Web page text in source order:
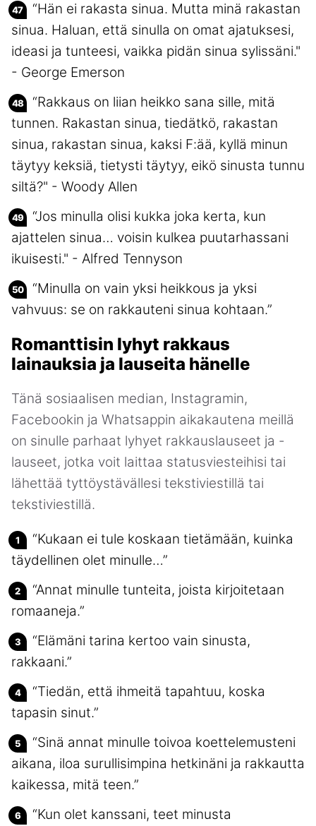
“Hän ei rakasta sinua. Mutta minä rakastan
sinua. Haluan, että sinulla on omat ajatuksesi,
ideasi ja tunteesi, vaikka pidän sinua sylissäni."
- George Emerson
“Rakkaus on liian heikko sana sille, mitä
tunnen. Rakastan sinua, tiedätkö, rakastan
sinua, rakastan sinua, kaksi F:ää, kyllä minun
täytyy keksiä, tietysti täytyy, eikö sinusta tunnu
siltä?" - Woody Allen
“Jos minulla olisi kukka joka kerta, kun
ajattelen sinua… voisin kulkea puutarhassani
ikuisesti." - Alfred Tennyson
“Minulla on vain yksi heikkous ja yksi
vahvuus: se on rakkauteni sinua kohtaan.”
Romanttisin lyhyt rakkaus
lainauksia ja lauseita hänelle
Tänä sosiaalisen median, Instagramin,
Facebookin ja Whatsappin aikakautena meillä
on sinulle parhaat lyhyet rakkauslauseet ja -
lauseet, jotka voit laittaa statusviesteihisi tai
lähettää tyttöystävällesi tekstiviestillä tai
tekstiviestillä.
“Kukaan ei tule koskaan tietämään, kuinka
täydellinen olet minulle…”
“Annat minulle tunteita, joista kirjoitetaan
romaaneja.”
“Elämäni tarina kertoo vain sinusta,
rakkaani.”
“Tiedän, että ihmeitä tapahtuu, koska
tapasin sinut.”
“Sinä annat minulle toivoa koettelemusteni
aikana, iloa surullisimpina hetkinäni ja rakkautta
kaikessa, mitä teen.”
“Kun olet kanssani, teet minusta